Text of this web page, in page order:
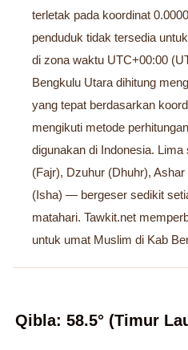
terletak pada koordinat
penduduk tidak tersedia
di zona waktu UTC+00:00
Bengkulu Utara dihitung
yang tepat berdasarkan
mengikuti metode
digunakan di Indonesia.
(Fajr), Dzuhur (Dhuhr),
(Isha) — bergeser sedikit
matahari. Tawkit.net
untuk umat Muslim di Kab
Qibla: 58.5° (Timur